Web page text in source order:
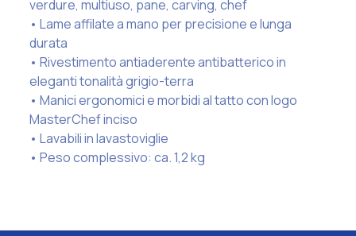
verdure, multiuso, pane, carving, chef
• Lame affilate a mano per precisione e lunga
durata
• Rivestimento antiaderente antibatterico in
eleganti tonalità grigio-terra
• Manici ergonomici e morbidi al tatto con logo
MasterChef inciso
• Lavabili in lavastoviglie
• Peso complessivo: ca. 1,2 kg